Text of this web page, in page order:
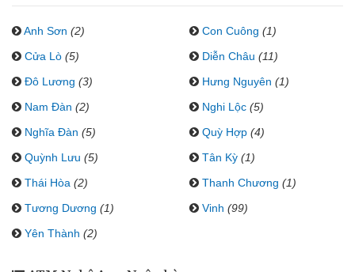
Anh Sơn (2) Con Cuông (1)
Cửa Lò (5) Diễn Châu (11)
Đô Lương (3) Hưng Nguyên (1)
Nam Đàn (2) Nghi Lộc (5)
Nghĩa Đàn (5) Quỳ Hợp (4)
Quỳnh Lưu (5) Tân Kỳ (1)
Thái Hòa (2) Thanh Chương (1)
Tương Dương (1) Vinh (99)
Yên Thành (2)